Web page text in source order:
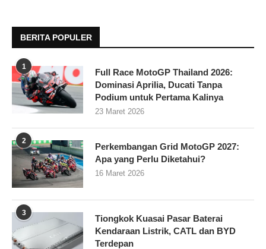
BERITA POPULER
1
Full Race MotoGP Thailand 2026:
Dominasi Aprilia, Ducati Tanpa
Podium untuk Pertama Kalinya
23 Maret 2026
2
Perkembangan Grid MotoGP 2027:
Apa yang Perlu Diketahui?
16 Maret 2026
3
Tiongkok Kuasai Pasar Baterai
Kendaraan Listrik, CATL dan BYD
Terdepan